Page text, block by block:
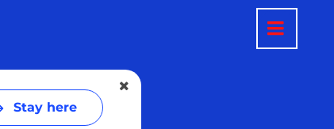
Stay here